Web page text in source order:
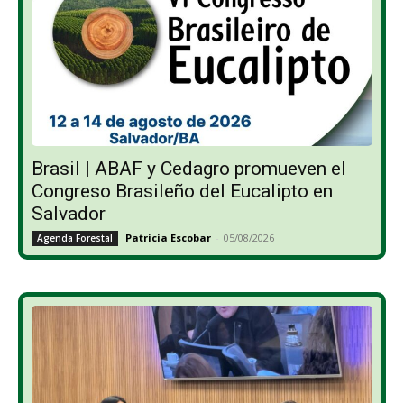
Brasil | ABAF y Cedagro promueven el
Congreso Brasileño del Eucalipto en
Salvador
Agenda Forestal Patricia Escobar - 05/08/2026